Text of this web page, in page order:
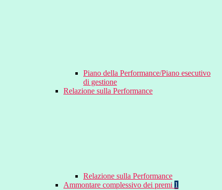
Piano della Performance/Piano esecutivo
di gestione
Relazione sulla Performance
Relazione sulla Performance
Ammontare complessivo dei premi 1